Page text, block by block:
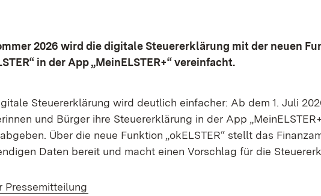
2026 wird die digitale Steuererklärung mit der neuen
in der App „MeinELSTER+“ vereinfacht.
Steuererklärung wird deutlich einfacher: Ab dem 1. Juli
und Bürger ihre Steuererklärung in der App
Über die neue Funktion „okELSTER“ stellt das
Daten bereit und macht einen Vorschlag für die
Pressemitteilung